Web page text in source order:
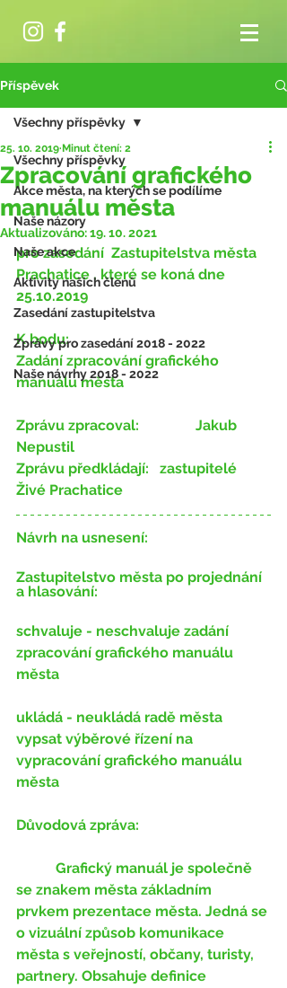
Příspěvek
Všechny příspěvky
Akce města, na kterých se podílíme
Naše názory
Naše akce
Aktivity našich členů
Zasedání zastupitelstva
Zprávy pro zasedání 2018 - 2022
Naše návrhy 2018 - 2022
Všechny příspěvky
Zpracování grafického
manuálu města
25. 10. 2019 Minut čtení: 2
Aktualizováno:19. 10. 2021
pro zasedání ​ Zastupitelstva města
Prachatice​ , které se koná dne
25.10.2019
K bodu:
Zadání zpracování grafického
manuálu města
Zprávu zpracoval:
Nepustil
Zprávu předkládají:
Živé Prachatice
Návrh na usnesení:
Zastupitelstvo města po projednání
a hlasování:
schvaluje - neschvaluje zadání
zpracování grafického manuálu
města
ukládá - neukládá radě města
vypsat výběrové řízení na
vypracování grafického manuálu
města
Důvodová zpráva:
Grafický manuál je společně
se znakem města základním
prvkem prezentace města. Jedná se
o vizuální způsob komunikace
města s veřejností, občany, turisty,
partnery. Obsahuje definice